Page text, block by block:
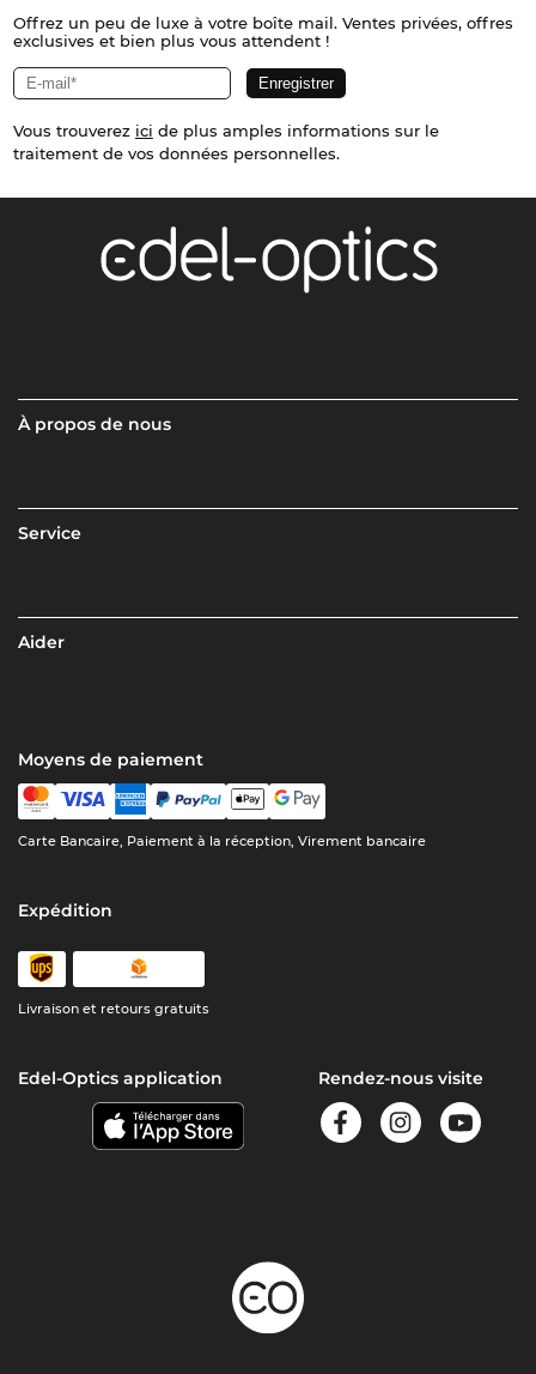
Offrez un peu de luxe à votre boîte mail. Ventes privées, offres
exclusives et bien plus vous attendent !
Vous trouverez ici de plus amples informations sur le
traitement de vos données personnelles.
À propos de nous
Service
Aider
Moyens de paiement
Carte Bancaire, Paiement à la réception, Virement bancaire
Expédition
Livraison et retours gratuits
Edel-Optics application Rendez-nous visite